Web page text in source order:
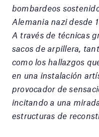
bombardeos
Alemania nazi desde
A través de técnicas
sacos de arpillera,
como los hallazgos
en una instalación
provocador de
incitando a una
estructuras de